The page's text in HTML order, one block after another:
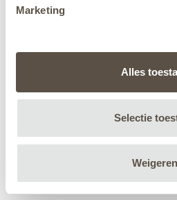
Marketing
Alles
Selectie
Weigeren